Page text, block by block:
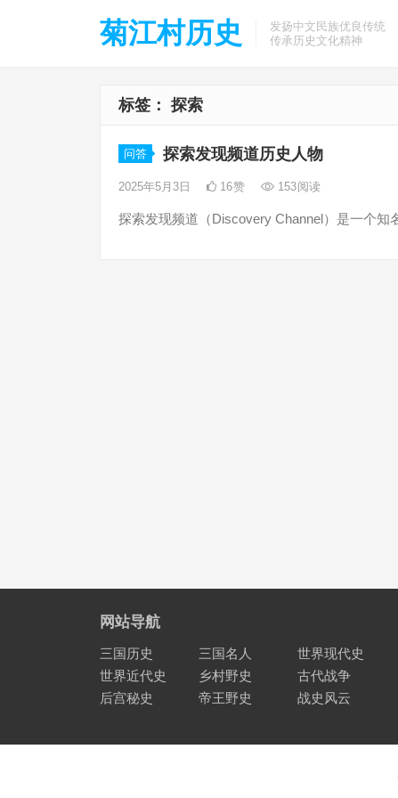
菊江村历史
发扬中文民族优良传统
传承历史文化精神
标签： 探索
问答 探索发现频道历史人物
2025年5月3日 16赞 153阅读
探索发现频道（Discovery Channel）是一个
网站导航
三国历史 三国名人
世界现代史
世界近代史
乡村野史
古代战争
后宫秘史
帝王野史 战史风云